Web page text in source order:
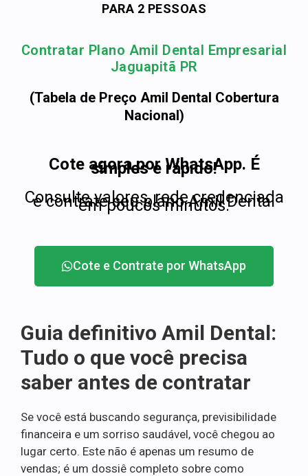
PARA 2 PESSOAS
Contratar Plano Amil Dental Empresarial
Jaguapitã PR
(Tabela de Preço Amil Dental Cobertura
Nacional)
Cote agora por WhatsApp. É
simples e rápido!
Consulte valores, rede credenciada
e contrate seu plano Amil Dental
em poucos minutos.
Cote e Contrate por WhatsApp
Guia definitivo Amil Dental:
Tudo o que você precisa
saber antes de contratar
Se você está buscando segurança, previsibilidade
financeira e um sorriso saudável, você chegou ao
lugar certo. Este não é apenas um resumo de
vendas; é um dossiê completo sobre como